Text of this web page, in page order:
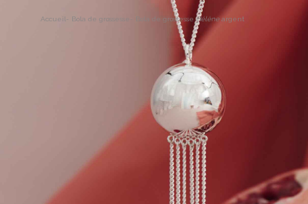
Accueil- Bola de grossesse Bola de grossesseHélèneargent